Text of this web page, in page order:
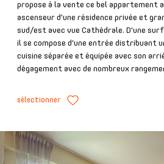
propose à la vente ce bel appartement
ascenseur d'une résidence privée et
sud/est avec vue Cathédrale. D'une
il se compose d'une entrée distribuant
cuisine séparée et équipée avec son
dégagement avec de nombreux
sélectionner